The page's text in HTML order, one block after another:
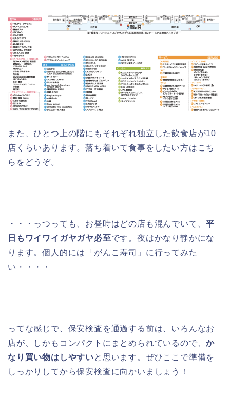
また、ひとつ上の階にもそれぞれ独立した飲食店が10
店くらいあります。落ち着いて食事をしたい方はこち
らをどうぞ。
・・・っつっても、お昼時はどの店も混んでいて、平
日もワイワイガヤガヤ必至です。夜はかなり静かにな
ります。個人的には「がんこ寿司」に行ってみた
い・・・・
ってな感じで、保安検査を通過する前は、いろんなお
店が、しかもコンパクトにまとめられているので、か
なり買い物はしやすいと思います。ぜひここで準備を
しっかりしてから保安検査に向かいましょう！